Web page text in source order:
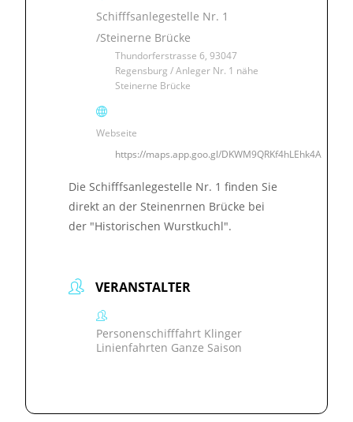
Schifffsanlegestelle Nr. 1
/Steinerne Brücke
Thundorferstrasse 6, 93047
Regensburg / Anleger Nr. 1 nähe
Steinerne Brücke
Webseite
https://maps.app.goo.gl/DKWM9QRKf4hLEhk4A
Die Schifffsanlegestelle Nr. 1 finden Sie
direkt an der Steinenrnen Brücke bei
der "Historischen Wurstkuchl".
VERANSTALTER
Personenschifffahrt Klinger
Linienfahrten Ganze Saison